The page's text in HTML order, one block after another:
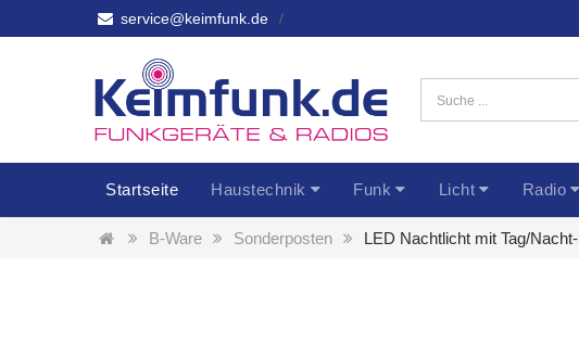
service@keimfunk.de
Startseite Haustechnik Funk Licht Radio
B-Ware Sonderposten LED Nachtlicht mit Tag/